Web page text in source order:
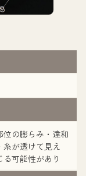
の膨らみ・違和
が透けて見え
可能性があり